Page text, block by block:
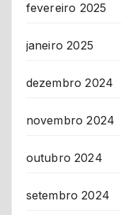
fevereiro 2025
janeiro 2025
dezembro 2024
novembro 2024
outubro 2024
setembro 2024